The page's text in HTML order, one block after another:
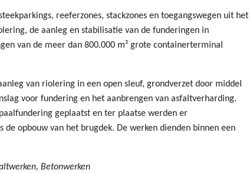
reeferzones, stackzones en toegangswegen uit het
de aanleg en stabilisatie van de funderingen in
van de meer dan 800.000 m² grote containerterminal
van riolering in een open sleuf, grondverzet door middel
voor fundering en het aanbrengen van asfaltverharding.
geplaatst en ter plaatse werden er
opbouw van het brugdek. De werken dienden binnen een
Betonwerken